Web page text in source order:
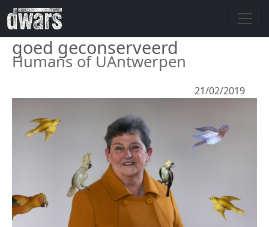
Overslaan en naar de inhoud gaan
goed geconserveerd
Humans of UAntwerpen
21/02/2019